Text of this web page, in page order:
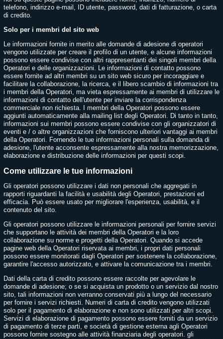
telefono, indirizzo e-mail, ID utente, password, dati di fatturazione, o carta
di credito.
Solo per i membri del sito web
Le informazioni fornite in merito alle domande di adesione di operatori
vengono utilizzate per creare il profilo di un utente, e alcune informazioni
possono essere condivise con altri rappresentanti dei singoli membri della
Operatori e delle organizzazioni. Le informazioni di contatto possono
essere fornite ad altri membri su un sito web sicuro per incoraggiare e
facilitare la collaborazione, la ricerca, e il libero scambio di informazioni tra
i membri della Operatori, ma vieta espressamente ai membri di utilizzare le
informazioni di contatto dell'utente per inviare la corrispondenza
commerciale non richiesta. I membri della Operatori possono essere
aggiunti automaticamente alla mailing list degli Operatori. Di tanto in tanto,
informazioni sui membri possono essere condivise con gli organizzatori di
eventi e / o altre organizzazioni che forniscono ulteriori vantaggi ai membri
della Operatori. Fornendo le tue informazioni personali sulla domanda di
adesione, l'utente acconsente espressamente alla nostra memorizzazione,
elaborazione e distribuzione delle informazioni per questi scopi.
Come utilizzare le tue informazioni
Gli operatori possono utilizzare i dati non personali che aggregati in
rapporti riguardanti la facilità e usabilità degli Operatori, prestazioni ed
efficacia. Può essere usato per migliorare l'esperienza, usabilità, e il
contenuto del sito.
Gli operatori possono utilizzare le informazioni personali per fornire servizi
che supportano le attività dei membri della Operatori e la loro
collaborazione su norme e progetti della Operatori. Quando si accede
pagine web della Operatori riservata ai membri, i propri dati personali
possono essere monitorati dagli Operatori per sostenere la collaborazione,
garantire l'accesso autorizzato, e attivare la comunicazione tra i membri.
Dati della carta di credito possono essere raccolte per agevolare le
domande di adesione; o se si acquista un prodotto o un servizio dal nostro
sito, tali informazioni non verranno conservati più a lungo del necessario
per fornire i servizi richiesti. Numeri di carta di credito vengono utilizzati
solo per il pagamento di elaborazione e non sono utilizzati per altri scopi.
Servizi di elaborazione di pagamento possono essere forniti da un servizio
di pagamento di terze parti, e società di gestione esterna agli Operatori
possono fornire sostegno alle attività finanziaria degli operatori. gli